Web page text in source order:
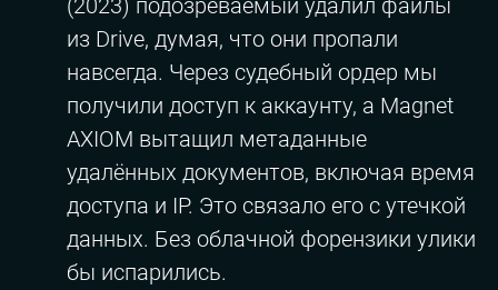
из Drive, думая, что они пропали
навсегда. Через судебный ордер мы
получили доступ к аккаунту, а Magnet
AXIOM вытащил метаданные
удалённых документов, включая время
доступа и IP. Это связало его с утечкой
данных. Без облачной форензики улики
бы испарились.